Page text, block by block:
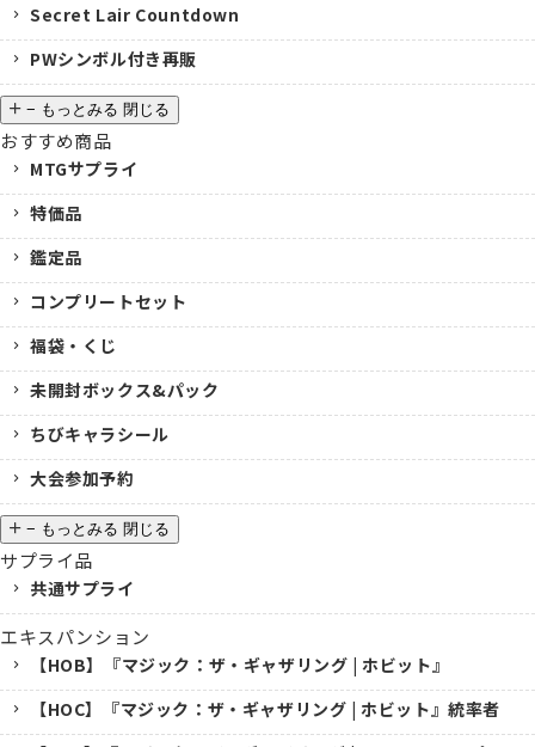
Secret Lair Countdown
PWシンボル付き再販
− もっとみる 閉じる
おすすめ商品
MTGサプライ
特価品
鑑定品
コンプリートセット
福袋・くじ
未開封ボックス&パック
ちびキャラシール
大会参加予約
− もっとみる 閉じる
サプライ品
共通サプライ
エキスパンション
【HOB】『マジック：ザ・ギャザリング | ホビット』
【HOC】『マジック：ザ・ギャザリング | ホビット』統率者